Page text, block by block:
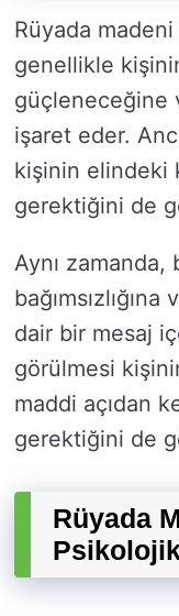
Rüyada
genellikle
güçleneceğine
işaret eder.
kişinin elindeki
gerektiğini de
Aynı zamanda,
dair bir mesaj
görülmesi
maddi açıdan
gerektiğini de
Rüyada